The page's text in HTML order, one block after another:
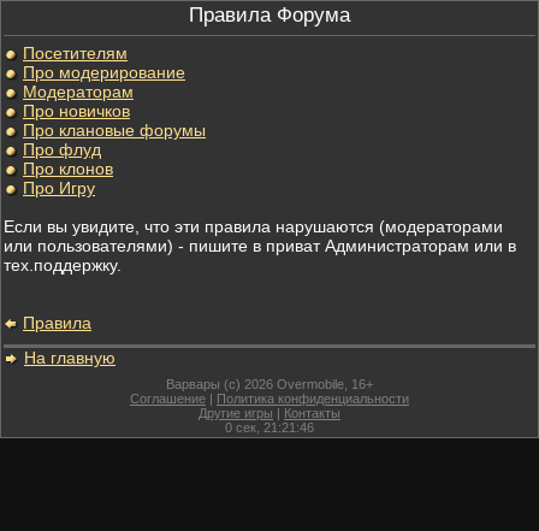
Правила Форума
Посетителям
Про модерирование
Модераторам
Про новичков
Про клановые форумы
Про флуд
Про клонов
Про Игру
Если вы увидите, что эти правила нарушаются (модераторами
или пользователями) - пишите в приват Администраторам или в
тех.поддержку.
Правила
На главную
Варвары (c) 2026 Overmobile, 16+
Соглашение | Политика конфиденциальности
Другие игры | Контакты
0 сек, 21:21:46